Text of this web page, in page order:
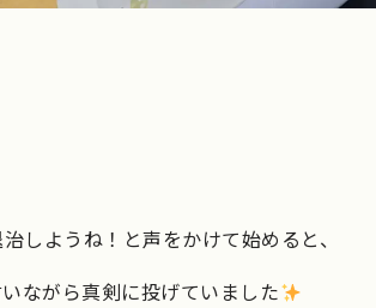
しようね！と声をかけて始めると、
ながら真剣に投げていました